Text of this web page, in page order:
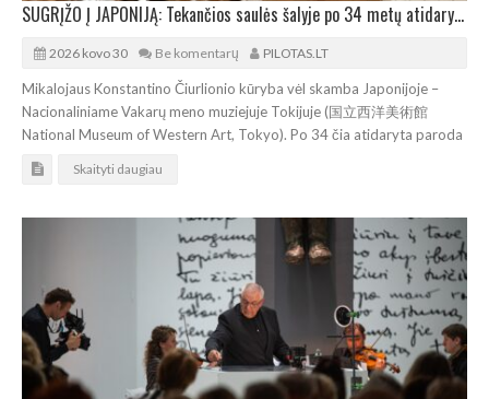
SUGRĮŽO Į JAPONIJĄ: Tekančios saulės šalyje po 34 metų atidaryta lietuvių genijaus paroda
2026 kovo 30 Be komentarų PILOTAS.LT
Mikalojaus Konstantino Čiurlionio kūryba vėl skamba Japonijoje –
Nacionaliniame Vakarų meno muziejuje Tokijuje (国立西洋美術館
National Museum of Western Art, Tokyo). Po 34 čia atidaryta paroda
Skaityti daugiau